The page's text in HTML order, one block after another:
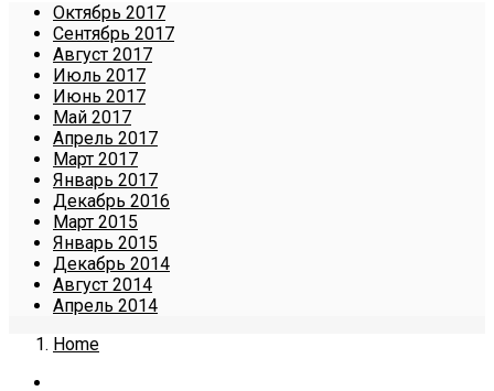
Октябрь 2017
Сентябрь 2017
Август 2017
Июль 2017
Июнь 2017
Май 2017
Апрель 2017
Март 2017
Январь 2017
Декабрь 2016
Март 2015
Январь 2015
Декабрь 2014
Август 2014
Апрель 2014
Home